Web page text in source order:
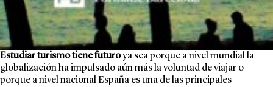
Estudiar turismo tiene futuroya sea porque a nivel mundial la
globalización ha impulsado aún más la voluntad de viajar o
porque a nivel nacional España es una de las principales